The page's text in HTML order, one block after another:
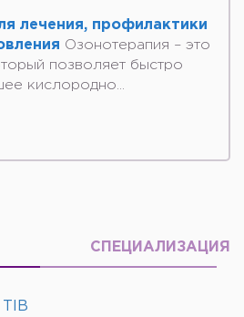
лечения, профилактики
Озонотерапия – это
позволяет быстро
кислородно...
СПЕЦИАЛИЗАЦИЯ